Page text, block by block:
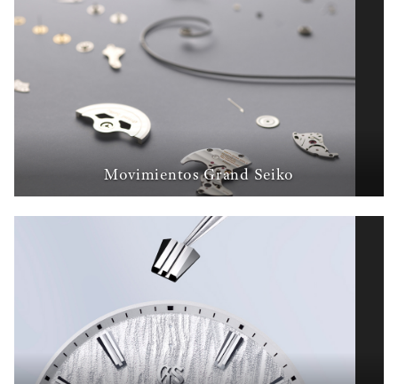
Movimientos Grand Seiko